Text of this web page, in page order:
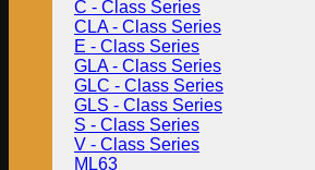
C - Class Series
CLA - Class Series
E - Class Series
GLA - Class Series
GLC - Class Series
GLS - Class Series
S - Class Series
V - Class Series
ML63